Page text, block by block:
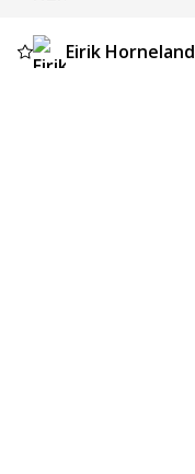
Eirik Horneland